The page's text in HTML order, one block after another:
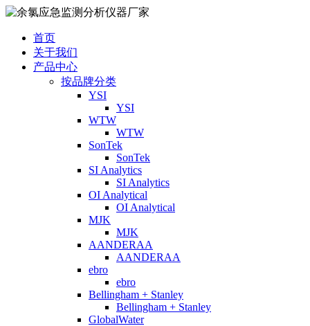
首页
关于我们
产品中心
按品牌分类
YSI
YSI
WTW
WTW
SonTek
SonTek
SI Analytics
SI Analytics
OI Analytical
OI Analytical
MJK
MJK
AANDERAA
AANDERAA
ebro
ebro
Bellingham + Stanley
Bellingham + Stanley
GlobalWater